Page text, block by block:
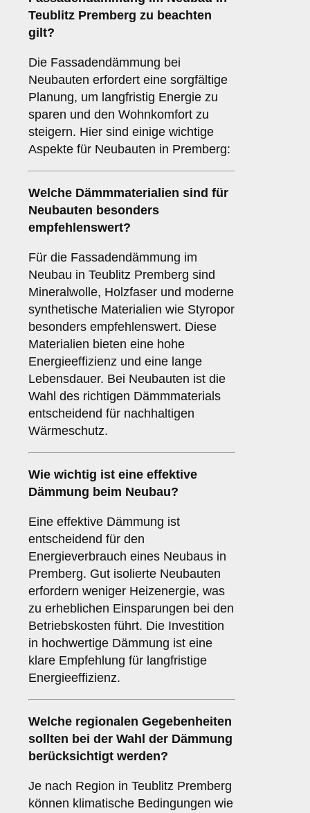
Teublitz Premberg zu beachten
gilt?
Die Fassadendämmung bei
Neubauten erfordert eine sorgfältige
Planung, um langfristig Energie zu
sparen und den Wohnkomfort zu
steigern. Hier sind einige wichtige
Aspekte für Neubauten in Premberg:
Welche Dämmmaterialien sind für
Neubauten besonders
empfehlenswert?
Für die Fassadendämmung im
Neubau in Teublitz Premberg sind
Mineralwolle, Holzfaser und moderne
synthetische Materialien wie Styropor
besonders empfehlenswert. Diese
Materialien bieten eine hohe
Energieeffizienz und eine lange
Lebensdauer. Bei Neubauten ist die
Wahl des richtigen Dämmmaterials
entscheidend für nachhaltigen
Wärmeschutz.
Wie wichtig ist eine effektive
Dämmung beim Neubau?
Eine effektive Dämmung ist
entscheidend für den
Energieverbrauch eines Neubaus in
Premberg. Gut isolierte Neubauten
erfordern weniger Heizenergie, was
zu erheblichen Einsparungen bei den
Betriebskosten führt. Die Investition
in hochwertige Dämmung ist eine
klare Empfehlung für langfristige
Energieeffizienz.
Welche regionalen Gegebenheiten
sollten bei der Wahl der Dämmung
berücksichtigt werden?
Je nach Region in Teublitz Premberg
können klimatische Bedingungen wie